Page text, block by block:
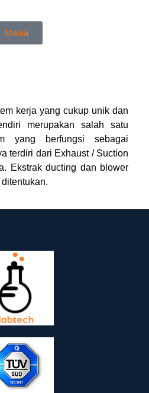
Media
kerja yang cukup unik dan
merupakan salah satu
yang berfungsi sebagai
terdiri dari Exhaust / Suction
Ekstrak ducting dan blower